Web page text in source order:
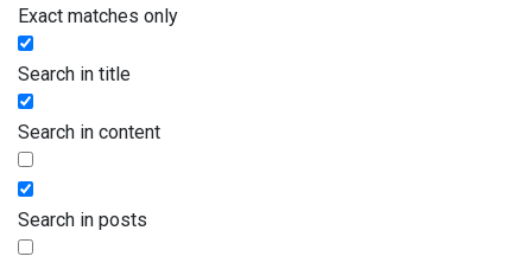
Exact matches only
Search in title
Search in content
Search in posts